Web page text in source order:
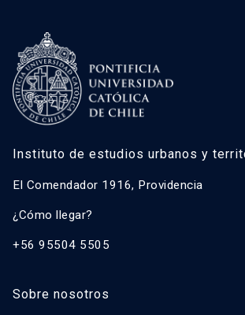
Instituto de estudios urbanos y
El Comendador 1916, Providencia
¿Cómo llegar?
+56 95504 5505
Sobre nosotros